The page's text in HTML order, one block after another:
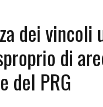
dei vincoli
di
del PRG